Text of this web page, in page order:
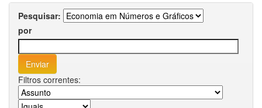
Pesquisar:
por
Filtros correntes: